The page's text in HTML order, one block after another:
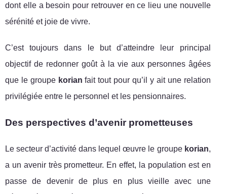
dont elle a besoin pour retrouver en ce lieu une nouvelle
sérénité et joie de vivre.
C’est toujours dans le but d’atteindre leur principal
objectif de redonner goût à la vie aux personnes âgées
que le groupe korian fait tout pour qu’il y ait une relation
privilégiée entre le personnel et les pensionnaires.
Des perspectives d’avenir prometteuses
Le secteur d’activité dans lequel œuvre le groupe korian,
a un avenir très prometteur. En effet, la population est en
passe de devenir de plus en plus vieille avec une